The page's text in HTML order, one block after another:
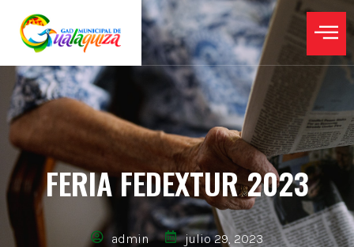
FERIA FEDEXTUR 2023
admin julio 29, 2023